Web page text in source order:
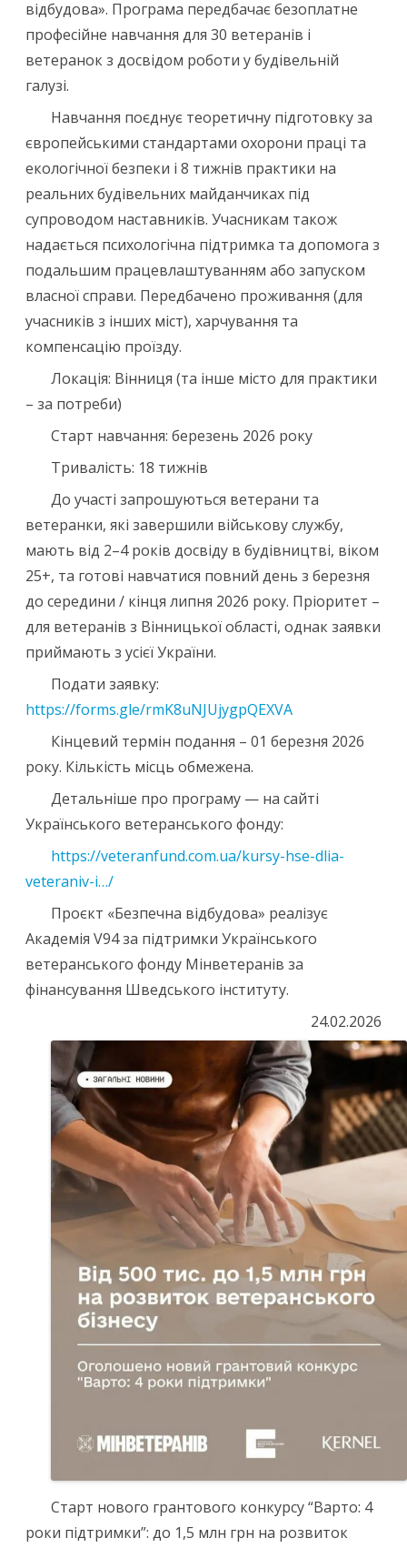
відбудова». Програма передбачає безоплатне
професійне навчання для 30 ветеранів і
ветеранок з досвідом роботи у будівельній
галузі.
Навчання поєднує теоретичну підготовку за
європейськими стандартами охорони праці та
екологічної безпеки і 8 тижнів практики на
реальних будівельних майданчиках під
супроводом наставників. Учасникам також
надається психологічна підтримка та допомога з
подальшим працевлаштуванням або запуском
власної справи. Передбачено проживання (для
учасників з інших міст), харчування та
компенсацію проїзду.
Локація: Вінниця (та інше місто для практики
– за потреби)
Старт навчання: березень 2026 року
Тривалість: 18 тижнів
До участі запрошуються ветерани та
ветеранки, які завершили військову службу,
мають від 2–4 років досвіду в будівництві, віком
25+, та готові навчатися повний день з березня
до середини / кінця липня 2026 року. Пріоритет –
для ветеранів з Вінницької області, однак заявки
приймають з усієї України.
Подати заявку:
https://forms.gle/rmK8uNJUjygpQEXVA
Кінцевий термін подання – 01 березня 2026
року. Кількість місць обмежена.
Детальніше про програму — на сайті
Українського ветеранського фонду:
https://veteranfund.com.ua/kursy-hse-dlia-
veteraniv-i…/
Проєкт «Безпечна відбудова» реалізує
Академія V94 за підтримки Українського
ветеранського фонду Мінветеранів за
фінансування Шведського інституту.
24.02.2026
Старт нового грантового конкурсу “Варто: 4
роки підтримки”: до 1,5 млн грн на розвиток